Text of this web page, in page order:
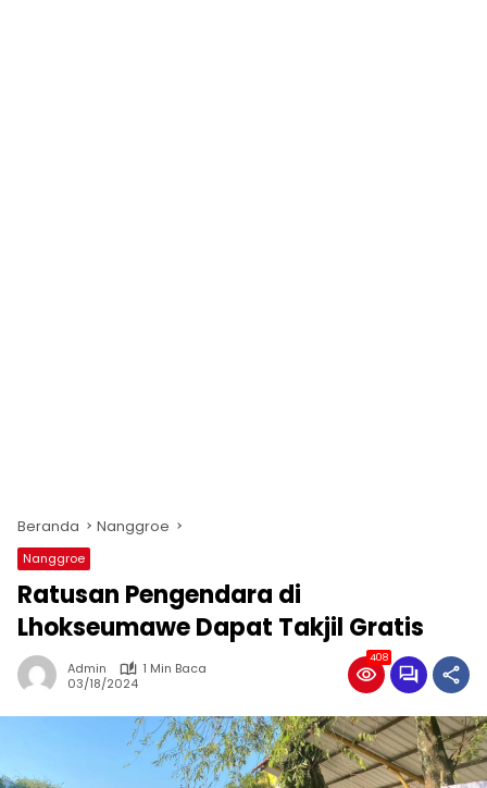
Beranda Nanggroe
Nanggroe
Ratusan Pengendara di
Lhokseumawe Dapat Takjil Gratis
Admin
1 Min Baca
03/18/2024
408